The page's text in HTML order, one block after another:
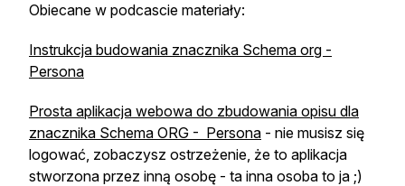
Obiecane w podcascie materiały:
Instrukcja budowania znacznika Schema org -
Persona
Prosta aplikacja webowa do zbudowania opisu dla
znacznika Schema ORG - Persona - nie musisz się
logować, zobaczysz ostrzeżenie, że to aplikacja
stworzona przez inną osobę - ta inna osoba to ja ;)